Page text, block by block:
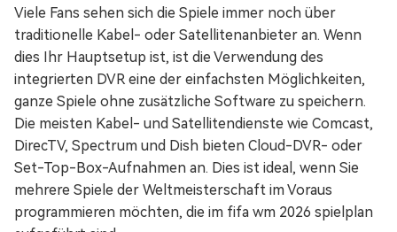
Viele Fans sehen sich die Spiele immer noch über
traditionelle Kabel- oder Satellitenanbieter an. Wenn
dies Ihr Hauptsetup ist, ist die Verwendung des
integrierten DVR eine der einfachsten Möglichkeiten,
ganze Spiele ohne zusätzliche Software zu speichern.
Die meisten Kabel- und Satellitendienste wie Comcast,
DirecTV, Spectrum und Dish bieten Cloud-DVR- oder
Set-Top-Box-Aufnahmen an. Dies ist ideal, wenn Sie
mehrere Spiele der Weltmeisterschaft im Voraus
programmieren möchten, die im fifa wm 2026 spielplan